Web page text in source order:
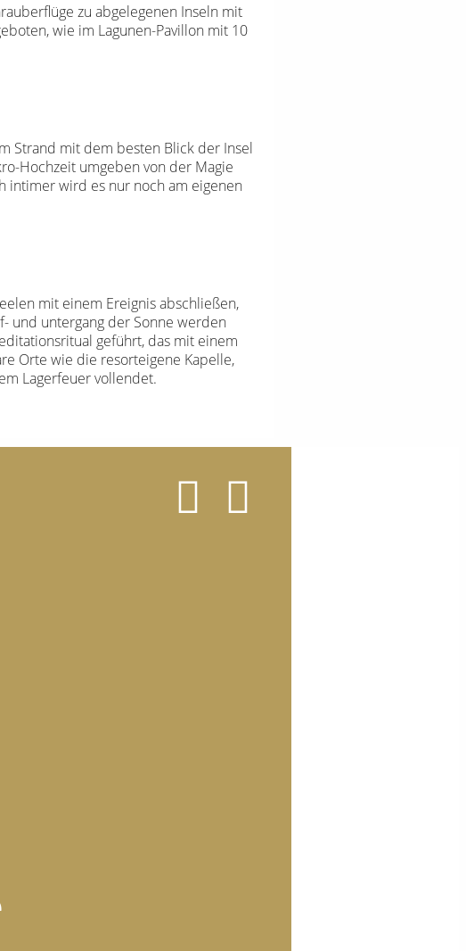
zu abgelegenen Inseln mit
wie im Lagunen-Pavillon mit 10
Strand mit dem besten Blick der Insel
Hochzeit umgeben von der Magie
intimer wird es nur noch am eigenen
mit einem Ereignis abschließen,
und untergang der Sonne werden
geführt, das mit einem
Orte wie die resorteigene Kapelle,
Lagerfeuer vollendet.